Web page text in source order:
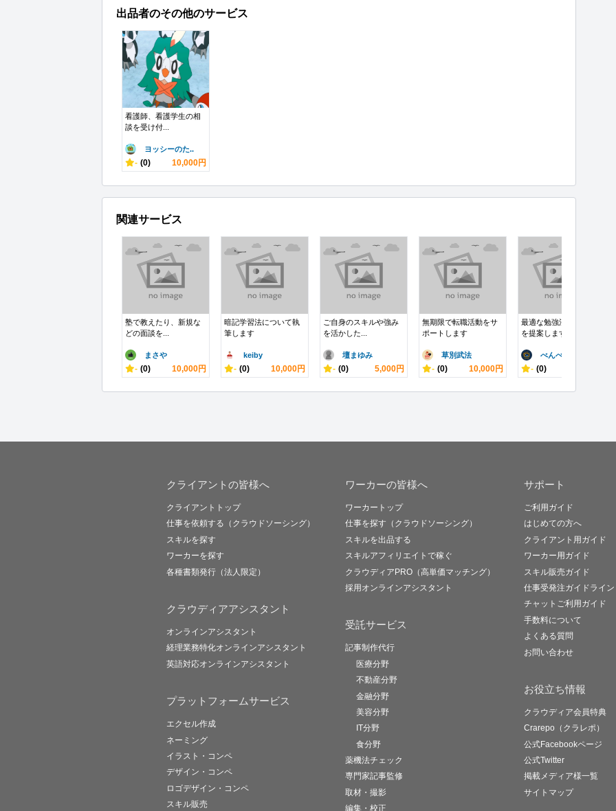
出品者のその他のサービス
看護師、看護学生の相
談を受け付...
ヨッシーのた..
- (0) 10,000円
関連サービス
塾で教えたり、新規な
どの面談を...
まさや
- (0) 10,000円
暗記学習法について執
筆します
keiby
- (0) 10,000円
ご自身のスキルや強み
を活かした...
壇まゆみ
- (0) 5,000円
無期限で転職活動をサ
ポートします
草別武法
- (0) 10,000円
最適な勉強法と受験校
を提案します
べんべん
- (0)
クライアントの皆様へ
クライアントトップ
仕事を依頼する（クラウドソーシング）
スキルを探す
ワーカーを探す
各種書類発行（法人限定）
クラウディアアシスタント
オンラインアシスタント
経理業務特化オンラインアシスタント
英語対応オンラインアシスタント
プラットフォームサービス
エクセル作成
ネーミング
イラスト・コンペ
デザイン・コンペ
ロゴデザイン・コンペ
スキル販売
ワーカーの皆様へ
ワーカートップ
仕事を探す（クラウドソーシング）
スキルを出品する
スキルアフィリエイトで稼ぐ
クラウディアPRO（高単価マッチング）
採用オンラインアシスタント
受託サービス
記事制作代行
医療分野
不動産分野
金融分野
美容分野
IT分野
食分野
薬機法チェック
専門家記事監修
取材・撮影
編集・校正
サポート
ご利用ガイド
はじめての方へ
クライアント用ガイド
ワーカー用ガイド
スキル販売ガイド
仕事受発注ガイドライン
チャットご利用ガイド
手数料について
よくある質問
お問い合わせ
お役立ち情報
クラウディア会員特典
Crarepo（クラレポ）
公式Facebookページ
公式Twitter
掲載メディア様一覧
サイトマップ